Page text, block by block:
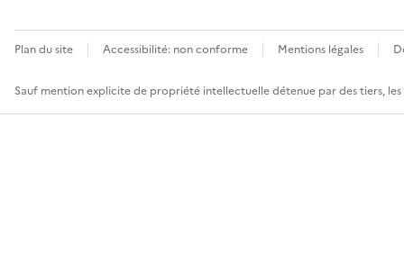
Plan du site Accessibilité: non conforme Mentions légales
Sauf mention explicite de propriété intellectuelle détenue par des tiers,